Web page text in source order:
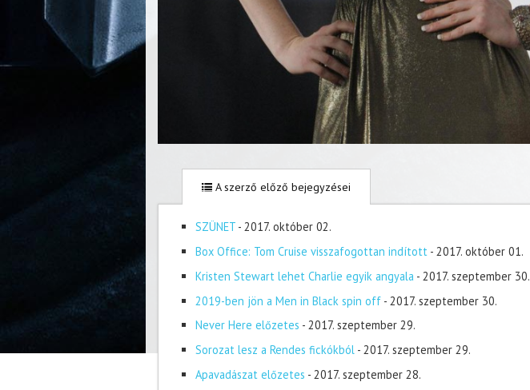
A szerző előző bejegyzései
SZÜNET - 2017. október 02.
Box Office: Tom Cruise visszafogottan indított - 2017. október 01.
Kristen Stewart lehet Charlie egyik angyala - 2017. szeptember 30.
2019-ben jön a Men in Black spin off - 2017. szeptember 30.
Never Here előzetes - 2017. szeptember 29.
Sorozat lesz a Rendes fickókból - 2017. szeptember 29.
Apavadászat előzetes - 2017. szeptember 28.